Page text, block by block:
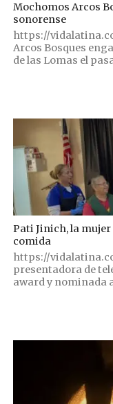
Mochomos Arcos
sonorense
https://
Arcos Bosques
de las Lomas el
Pati Jinich, la
comida
https://
presentadora de
award y nominada